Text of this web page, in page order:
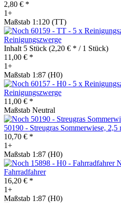
2,80 € *
1+
Maßstab 1:120 (TT)
Reinigungszwerge
Inhalt 5 Stück (2,20 € * / 1 Stück)
11,00 € *
1+
Maßstab 1:87 (H0)
Reinigungszwerge
11,00 € *
Maßstab Neutral
50190 - Streugras Sommerwiese, 2,5
10,70 € *
1+
Maßstab 1:87 (H0)
Fahrradfahrer
16,20 € *
1+
Maßstab 1:87 (H0)